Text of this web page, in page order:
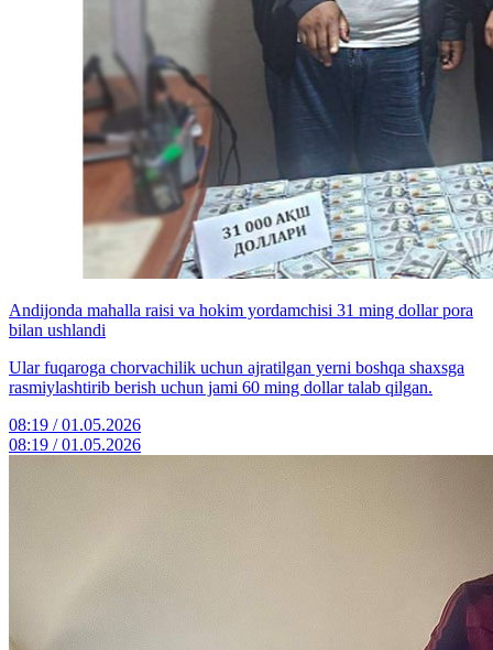
Andijonda mahalla raisi va hokim yordamchisi 31 ming dollar pora
bilan ushlandi
Ular fuqaroga chorvachilik uchun ajratilgan yerni boshqa shaxsga
rasmiylashtirib berish uchun jami 60 ming dollar talab qilgan.
08:19 / 01.05.2026
08:19 / 01.05.2026